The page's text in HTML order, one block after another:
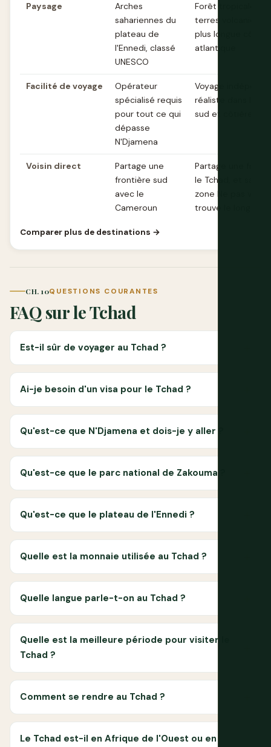
Paysage
Arches
sahariennes du
plateau de
l'Ennedi, classé
UNESCO
Forêt tropicale,
terres
plus longue côte
atlantique
Facilité de voyage
Opérateur
spécialisé requis
pour tout ce qui
dépasse
N'Djamena
Voyage
réaliste dans les
sud et côtières
Voisin direct
Partage une
frontière sud
avec le
Cameroun
Partage une
le Tchad, et sa
zone Ne pas
trouve le long de
Comparer plus de destinations →
CH. 10QUESTIONS COURANTES
FAQ sur le Tchad
Est-il sûr de voyager au Tchad ?
Ai-je besoin d'un visa pour le Tchad ?
Qu'est-ce que N'Djamena et dois-je y aller ?
Qu'est-ce que le parc national de Zakouma ?
Qu'est-ce que le plateau de l'Ennedi ?
Quelle est la monnaie utilisée au Tchad ?
Quelle langue parle-t-on au Tchad ?
Quelle est la meilleure période pour visiter le
Tchad ?
Comment se rendre au Tchad ?
Le Tchad est-il en Afrique de l'Ouest ou en